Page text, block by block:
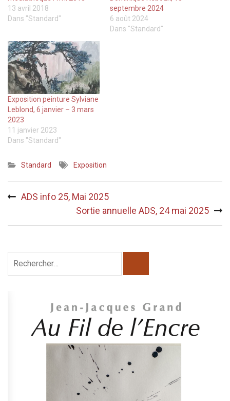
13 avril 2018
Dans "Standard"
septembre 2024
6 août 2024
Dans "Standard"
Exposition peinture Sylviane
Leblond, 6 janvier – 3 mars
2023
11 janvier 2023
Dans "Standard"
Standard Exposition
ADS info 25, Mai 2025
Sortie annuelle ADS, 24 mai 2025